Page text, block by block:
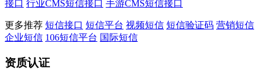
接口 行业CMS短信接口 手游CMS短信接口
更多推荐 短信接口 短信平台 视频短信 短信验证码 营销短信
企业短信 106短信平台 国际短信
资质认证